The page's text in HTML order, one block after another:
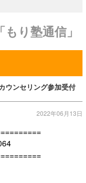
り塾通信」
ウンセリング参加受付
2022年06月13日